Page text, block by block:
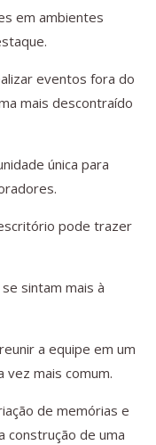
em ambientes
eventos fora do
mais descontraído
única para
pode trazer
sintam mais à
a equipe em um
vez mais comum.
de memórias e
construção de uma